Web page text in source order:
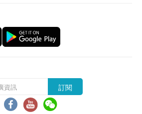
天出示身份證及訂購確認信或電
期為6個月，客戶必須於6個月內
不設更改已訂購的計劃，轉讓給第
。
苗或肝炎混合疫苗前必須出示3個
訂閱